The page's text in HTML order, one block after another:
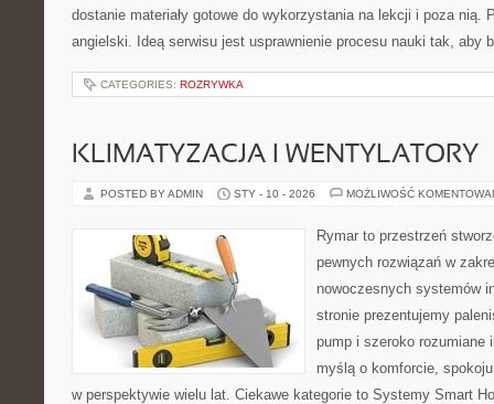
dostanie materiały gotowe do wykorzystania na lekcji i poza nią.
angielski. Ideą serwisu jest usprawnienie procesu nauki tak, aby
CATEGORIES: ROZRYWKA
KLIMATYZACJA I WENTYLATORY
POSTED BY ADMIN STY - 10 - 2026 MOŻLIWOŚĆ
Rymar to przestrzeń
pewnych rozwiązań w
nowoczesnych systemów
stronie prezentujemy
pump i szeroko rozumiane
myślą o komforcie,
w perspektywie wielu lat. Ciekawe kategorie to Systemy Smart